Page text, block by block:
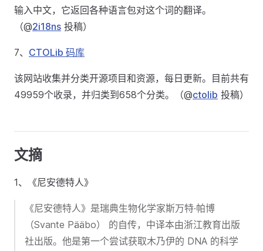
输入中文，它返回各种语言包对这个词的翻译。
（@2i18ns 投稿）
7、 CTOLib 码库
该网站收集并分类开源项目和资源，每日更新。目前共有
49959个收录，并归类到658个分类。（@ctolib 投稿）
文摘
1、《尼安德特人》
《尼安德特人》是瑞典生物化学家斯万特·帕博
（Svante Pääbo） 的自传，中译本由浙江教育出版
社出版。他是第一个尝试获取木乃伊的 DNA 的科学